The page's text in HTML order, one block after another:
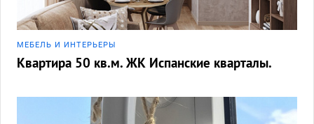
МЕБЕЛЬ И ИНТЕРЬЕРЫ
Квартира 50 кв.м. ЖК Испанские кварталы.